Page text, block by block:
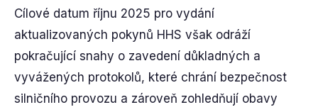
Cílové datum říjnu 2025 pro vydání
aktualizovaných pokynů HHS však odráží
pokračující snahy o zavedení důkladných a
vyvážených protokolů, které chrání bezpečnost
silničního provozu a zároveň zohledňují obavy